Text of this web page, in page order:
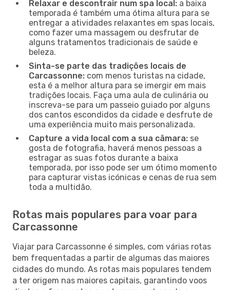
Relaxar e descontrair num spa local: a baixa
temporada é também uma ótima altura para se
entregar a atividades relaxantes em spas locais,
como fazer uma massagem ou desfrutar de
alguns tratamentos tradicionais de saúde e
beleza.
Sinta-se parte das tradições locais de
Carcassonne: com menos turistas na cidade,
esta é a melhor altura para se imergir em mais
tradições locais. Faça uma aula de culinária ou
inscreva-se para um passeio guiado por alguns
dos cantos escondidos da cidade e desfrute de
uma experiência muito mais personalizada.
Capture a vida local com a sua câmara: se
gosta de fotografia, haverá menos pessoas a
estragar as suas fotos durante a baixa
temporada, por isso pode ser um ótimo momento
para capturar vistas icónicas e cenas de rua sem
toda a multidão.
Rotas mais populares para voar para
Carcassonne
Viajar para Carcassonne é simples, com várias rotas
bem frequentadas a partir de algumas das maiores
cidades do mundo. As rotas mais populares tendem
a ter origem nas maiores capitais, garantindo voos